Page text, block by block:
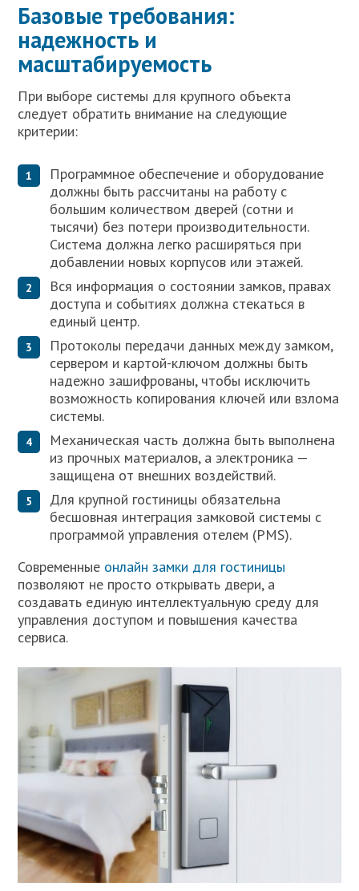
Базовые требования:
надежность и
масштабируемость
При выборе системы для крупного объекта
следует обратить внимание на следующие
критерии:
Программное обеспечение и оборудование
должны быть рассчитаны на работу с
большим количеством дверей (сотни и
тысячи) без потери производительности.
Система должна легко расширяться при
добавлении новых корпусов или этажей.
Вся информация о состоянии замков, правах
доступа и событиях должна стекаться в
единый центр.
Протоколы передачи данных между замком,
сервером и картой-ключом должны быть
надежно зашифрованы, чтобы исключить
возможность копирования ключей или взлома
системы.
Механическая часть должна быть выполнена
из прочных материалов, а электроника —
защищена от внешних воздействий.
Для крупной гостиницы обязательна
бесшовная интеграция замковой системы с
программой управления отелем (PMS).
Современные онлайн замки для гостиницы
позволяют не просто открывать двери, а
создавать единую интеллектуальную среду для
управления доступом и повышения качества
сервиса.